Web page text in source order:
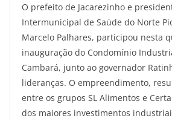
O prefeito de Jacarezinho e
Intermunicipal de Saúde do Norte
Marcelo Palhares, participou nesta
inauguração do Condomínio
Cambará, junto ao governador
lideranças. O empreendimento,
entre os grupos SL Alimentos e
dos maiores investimentos